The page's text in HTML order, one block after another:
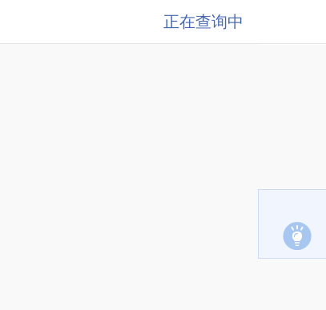
正在查询中